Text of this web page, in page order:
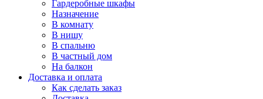
Гардеробные шкафы
Назначение
В комнату
В нишу
В спальню
В частный дом
На балкон
Доставка и оплата
Как сделать заказ